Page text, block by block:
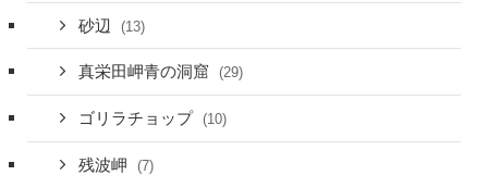
砂辺 (13)
真栄田岬青の洞窟 (29)
ゴリラチョップ (10)
残波岬 (7)